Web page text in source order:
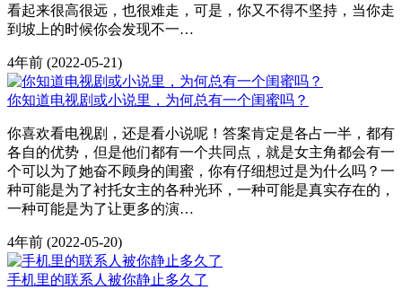
看起来很高很远，也很难走，可是，你又不得不坚持，当你走
到坡上的时候你会发现不一…
4年前 (2022-05-21)
你知道电视剧或小说里，为何总有一个闺蜜吗？
你喜欢看电视剧，还是看小说呢！答案肯定是各占一半，都有
各自的优势，但是他们都有一个共同点，就是女主角都会有一
个可以为了她奋不顾身的闺蜜，你有仔细想过是为什么吗？一
种可能是为了衬托女主的各种光环，一种可能是真实存在的，
一种可能是为了让更多的演…
4年前 (2022-05-20)
手机里的联系人被你静止多久了